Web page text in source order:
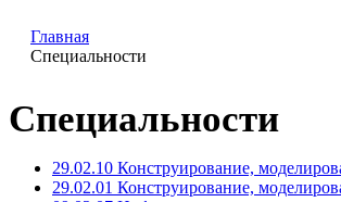
Главная
Специальности
Специальности
29.02.10 Конструирование,
29.02.01 Конструирование,